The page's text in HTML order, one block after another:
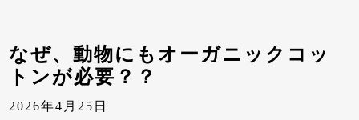
なぜ、動物にもオーガニックコッ
トンが必要？？
2026年4月25日